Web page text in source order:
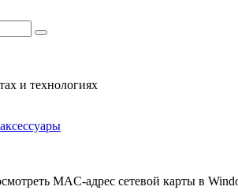
и технологиях
MAC-адрес сетевой карты в